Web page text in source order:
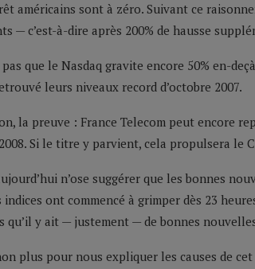
américains sont à zéro. Suivant ce
— c’est-à-dire après 200% de hausse
que le Nasdaq gravite encore 50% en-
leurs niveaux record d’octobre 2007.
la preuve : France Telecom peut encore
Si le titre y parvient, cela propulsera le
n’ose suggérer que les bonnes
indices ont commencé à grimper dès 23
qu’il y ait — justement — de bonnes
plus pour nous expliquer les causes de